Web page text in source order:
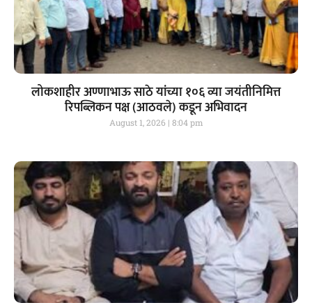
लोकशाहीर अण्णाभाऊ साठे यांच्या १०६ व्या जयंतीनिमित्त
रिपब्लिकन पक्ष (आठवले) कडून अभिवादन
August 1, 2026 8:04 pm